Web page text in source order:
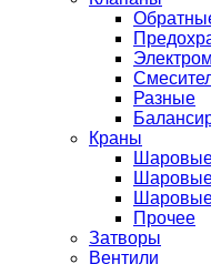
Разные
Краны
Прочее
Затворы
Вентили